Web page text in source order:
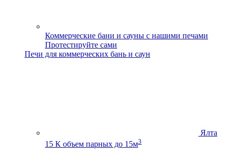
Коммерческие бани и сауны с нашими печами
Протестируйте сами
Печи для коммерческих бань и саун
Ялта
15 К объем парных до 15м3